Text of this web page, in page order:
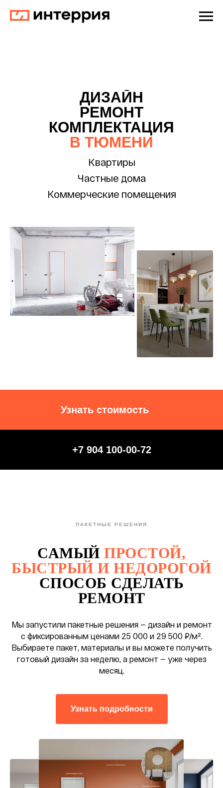
ДИЗАЙН
РЕМОНТ
КОМПЛЕКТАЦИЯ
В ТЮМЕНИ
Квартиры
Частные дома
Коммерческие помещения
Узнать стоимость
+7 904 100-00-72
ПАКЕТНЫЕ РЕШЕНИЯ
САМЫЙ ПРОСТОЙ,
БЫСТРЫЙ И НЕДОРОГОЙ
СПОСОБ СДЕЛАТЬ
РЕМОНТ
Мы запустили пакетные решения — дизайн и ремонт
с фиксированным ценами 25 000 и 29 500 ₽/м².
Выбираете пакет, материалы и вы можете получить
готовый дизайн за неделю, а ремонт — уже через
месяц.
Узнать подробности